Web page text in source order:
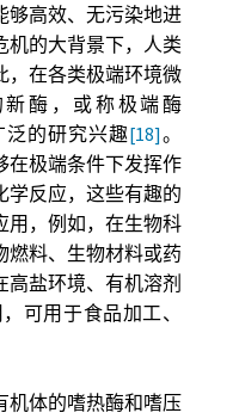
高效、无污染地进
机的大背景下，人类
，在各类极端环境微
酶，或称极端酶
泛的研究兴趣[18]。
在极端条件下发挥作
学反应，这些有趣的
用，例如，在生物科
燃料、生物材料或药
盐环境、有机溶剂
可用于食品加工、
体的嗜热酶和嗜压